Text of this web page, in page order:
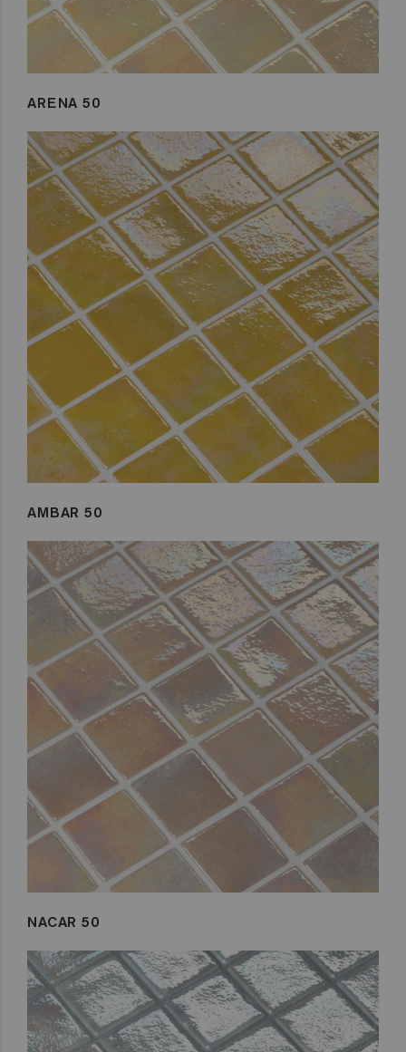
ARENA 50
AMBAR 50
NACAR 50